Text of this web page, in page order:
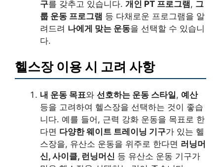
구를 갖추고 있습니다. 개인 PT 프로그램, 그
룹 운동 프로그램 등 다채로운 프로그램을 알
려드려 나에게 맞는 운동을 선택할 수 있습니
다.
헬스장 이용 시 고려 사항
내 운동 목표와 선호하는 운동 스타일, 예산
등을 고려하여 헬스장을 선택하는 것이 좋습
니다. 예를 들어, 근력 강화 운동을 목표로 한
다면 다양한 웨이트 트레이닝 기구가 있는 헬
스장을, 유산소 운동을 위주로 한다면 러닝머
신, 사이클, 런닝머신 등 유산소 운동 기구가